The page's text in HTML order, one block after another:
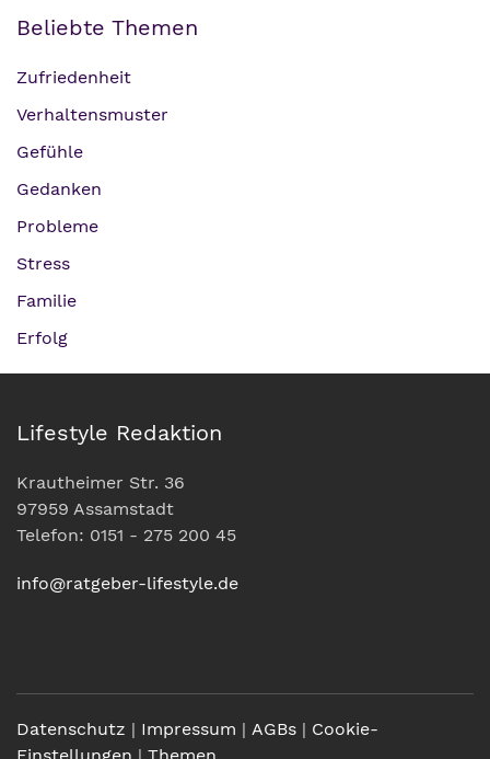
Beliebte Themen
Zufriedenheit
Verhaltensmuster
Gefühle
Gedanken
Probleme
Stress
Familie
Erfolg
Lifestyle Redaktion
Krautheimer Str. 36
97959 Assamstadt
Telefon: 0151 - 275 200 45
info@ratgeber-lifestyle.de
Datenschutz | Impressum | AGBs | Cookie-